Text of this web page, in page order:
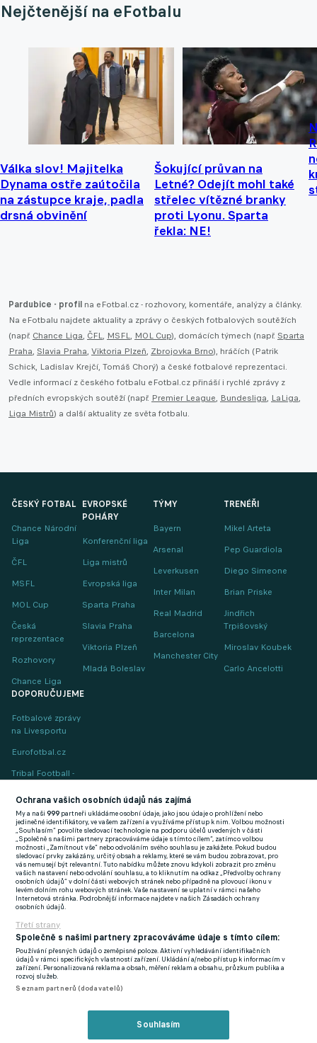
Nejčtenější na eFotbalu
Válka slov! Majitelka
Dynama ostře zaútočila
na zástupce kraje, padla
drsná obvinění
Šokující průvan na
Letné? Odejít mohl také
střelec vítězné branky
proti Lyonu. Sparta
řekla: NE!
Pardubice - profil na eFotbal.cz - rozhovory, komentáře, analýzy a články.
Na eFotbalu najdete aktuality a zprávy o českých fotbalových soutěžích
(např. Chance Liga, ČFL, MSFL, MOL Cup), domácích týmech (např. Sparta
Praha, Slavia Praha, Viktoria Plzeň, Zbrojovka Brno), hráčích (Patrik
Schick, Ladislav Krejčí, Tomáš Chorý) a české fotbalové reprezentaci.
Vedle informací z českého fotbalu eFotbal.cz přináší i rychlé zprávy z
předních evropských soutěží (např. Premier League, Bundesliga, LaLiga,
Liga Mistrů) a další aktuality ze světa fotbalu.
ČESKÝ FOTBAL
Chance Národní
Liga
ČFL
MSFL
MOL Cup
Česká
reprezentace
Rozhovory
Chance Liga
EVROPSKÉ
POHÁRY
Konferenční liga
Liga mistrů
Evropská liga
Sparta Praha
Slavia Praha
Viktoria Plzeň
Mladá Boleslav
TÝMY
Bayern
Arsenal
Leverkusen
Inter Milan
Real Madrid
Barcelona
Manchester City
TRENÉŘI
Mikel Arteta
Pep Guardiola
Diego Simeone
Brian Priske
Jindřich
Trpišovský
Miroslav Koubek
Carlo Ancelotti
DOPORUČUJEME
Fotbalové zprávy
na Livesportu
Eurofotbal.cz
Tribal Football -
(EN)
FlashFutbal (SK)
Tenisportal.cz
Tenisové zprávy
na Livesportu
Podmínky užití
Zásady ochrany osobních údajů
GDPR a žurnalistika
Ochrana vašich osobních údajů nás zajímá
My a naši999 partneři ukládáme osobní údaje, jako jsou údaje o prohlížení nebo
jedinečné identifikátory, ve vašem zařízení a využíváme přístup k nim. Volbou možnosti
„Souhlasím“ povolíte sledovací technologie na podporu účelů uvedených v části
„Společně s našimi partnery zpracováváme údaje s tímto cílem“, zatímco volbou
možnosti „Zamítnout vše“ nebo odvoláním svého souhlasu je zakážete. Pokud budou
sledovací prvky zakázány, určitý obsah a reklamy, které se vám budou zobrazovat, pro
vás nemusejí být relevantní. Tuto nabídku můžete znovu kdykoli zobrazit pro změnu
vašich nastavení nebo odvolání souhlasu, a to kliknutím na odkaz „Předvolby ochrany
osobních údajů“ v dolní části webových stránek nebo případně na plovoucí ikonu v
levém dolním rohu webových stránek. Vaše nastavení se uplatní v rámci našeho
Internetová stránka. Podrobnější informace najdete v našich Zásadách ochrany
osobních údajů.
Třetí strany
Společně s našimi partnery zpracováváme údaje s tímto cílem:
Používání přesných údajů o zeměpisné poloze. Aktivní vyhledávání identifikačních
údajů v rámci specifických vlastností zařízení. Ukládání a/nebo přístup k informacím v
zařízení. Personalizovaná reklama a obsah, měření reklam a obsahu, průzkum publika a
rozvoj služeb.
Seznam partnerů (dodavatelů)
Souhlasím